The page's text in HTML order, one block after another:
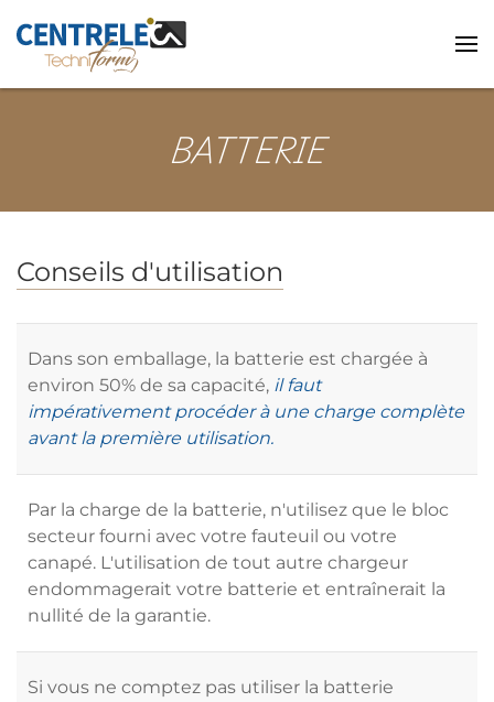
Accéder au contenu principal
BATTERIE
Conseils d'utilisation
Dans son emballage, la batterie est chargée à
environ 50% de sa capacité, il faut
impérativement procéder à une charge complète
avant la première utilisation.
Par la charge de la batterie, n'utilisez que le bloc
secteur fourni avec votre fauteuil ou votre
canapé. L'utilisation de tout autre chargeur
endommagerait votre batterie et entraînerait la
nullité de la garantie.
Si vous ne comptez pas utiliser la batterie